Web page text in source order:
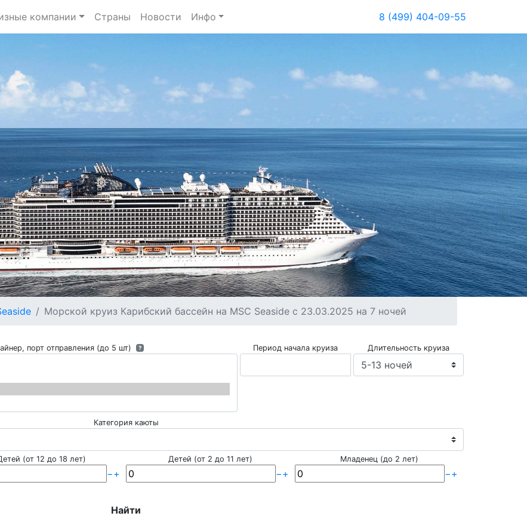
компании Страны Новости Инфо 8 (499) 404-09-55
Морской круиз Карибский бассейн на MSC Seaside с 23.03.2025 на 7 ночей
порт отправления (до 5 шт) ? Период начала круиза Длительность круиза
Категория каюты
(от 12 до 18 лет)
−+
Детей (от 2 до 11 лет)
−+
Младенец (до 2 лет)
−+
Найти